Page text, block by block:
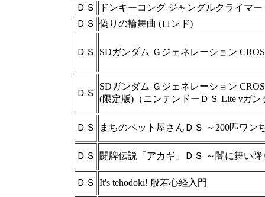
ＤＳ
ドンキーコング ジャングルクライマー
ＤＳ 偽りの輪舞曲 (ロンド)
ＤＳ SDガンダム Ｇジェネレーション
ＤＳ
SDガンダム Ｇジェネレーション
(限定版)（ニンテンドーＤＳ Lite νガン
ＤＳ まちのペット屋さんＤＳ ～200匹ワン
ＤＳ 闘牌伝説「アカギ」ＤＳ ～闇に舞い
ＤＳ It's tehodoki! 般若心経入門